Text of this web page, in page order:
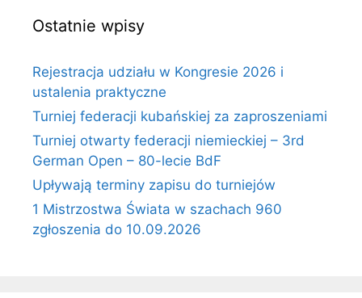
Ostatnie wpisy
Rejestracja udziału w Kongresie 2026 i
ustalenia praktyczne
Turniej federacji kubańskiej za zaproszeniami
Turniej otwarty federacji niemieckiej – 3rd
German Open – 80-lecie BdF
Upływają terminy zapisu do turniejów
1 Mistrzostwa Świata w szachach 960
zgłoszenia do 10.09.2026